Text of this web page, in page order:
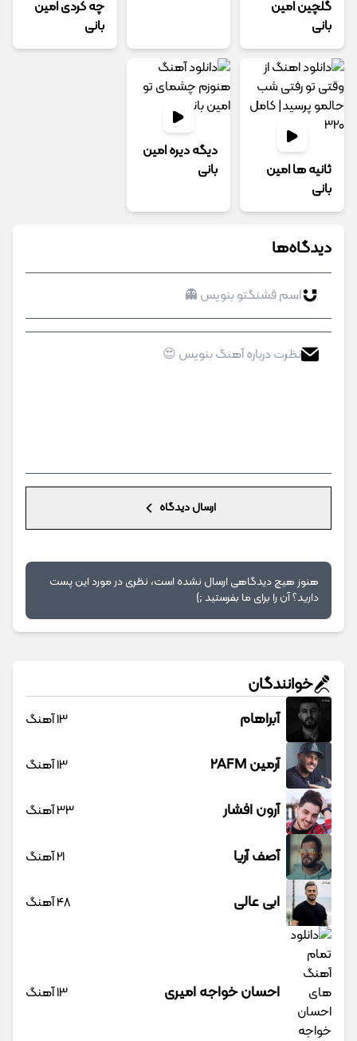
گلچین امین
بانی
چه کردی امین
بانی
ثانیه ها امین
بانی
دیگه دیره امین
بانی
دیدگاه‌ها
ارسال دیدگاه
هنوز هیچ دیدگاهی ارسال نشده است، نظری در مورد این پست
دارید؟ آن را برای ما بفرستید ;)
خوانندگان
آبراهام 13 آهنگ
آرمین 2AFM 13 آهنگ
آرون افشار 33 آهنگ
آصف آریا 21 آهنگ
ابی عالی 48 آهنگ
احسان خواجه امیری 13 آهنگ